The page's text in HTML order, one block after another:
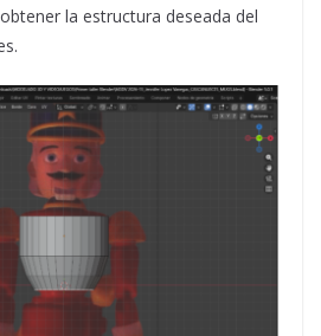
la estructura deseada del